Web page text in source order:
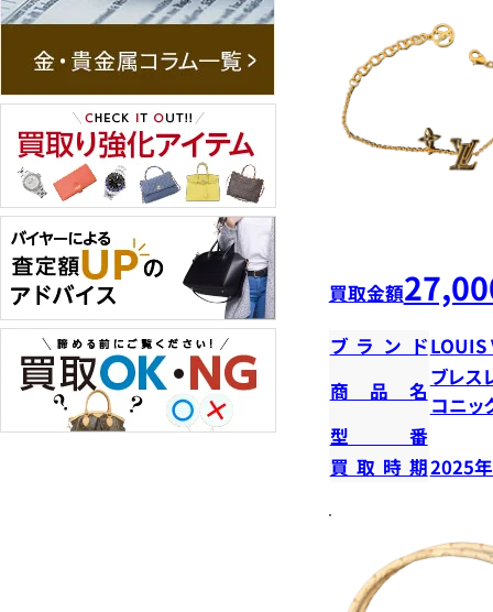
買取金額
ブランドLOUIS
商品名
ブレス
コニッ
型番
買取時期2025